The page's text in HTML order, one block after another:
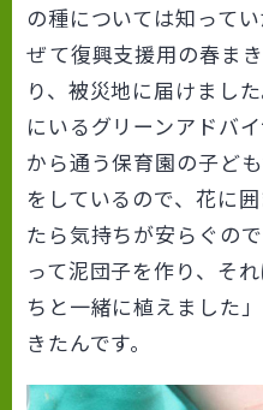
の種については知って
ぜて復興支援用の春ま
り、被災地に届けまし
にいるグリーンアドバ
から通う保育園の子ど
をしているので、花に
たら気持ちが安らぐの
って泥団子を作り、そ
ちと一緒に植えました
きたんです。